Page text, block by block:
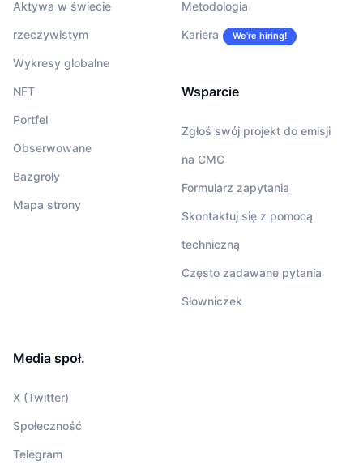
Aktywa w świecie
rzeczywistym
Wykresy globalne
NFT
Portfel
Obserwowane
Bazgroły
Mapa strony
Metodologia
Kariera We’re hiring!
Wsparcie
Zgłoś swój projekt do emisji
na CMC
Formularz zapytania
Skontaktuj się z pomocą
techniczną
Często zadawane pytania
Słowniczek
Media społ.
X (Twitter)
Społeczność
Telegram